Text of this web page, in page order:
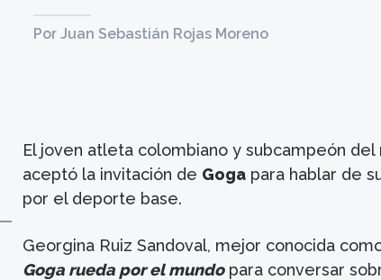
Por Juan Sebastián Rojas Moreno
El joven atleta colombiano y subcampeón del
aceptó la invitación de Goga para hablar de
por el deporte base.
Georgina Ruiz Sandoval, mejor conocida
Goga rueda por el mundopara conversar